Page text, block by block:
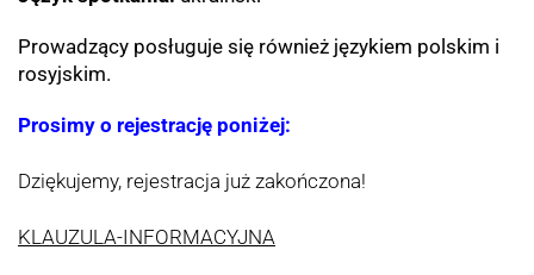
Prowadzący posługuje się również językiem polskim i
rosyjskim.
Prosimy o rejestrację poniżej:
Dziękujemy, rejestracja już zakończona!
KLAUZULA-INFORMACYJNA